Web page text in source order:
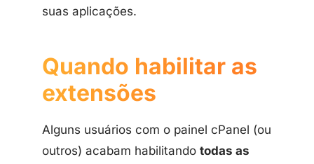
suas aplicações.
Quando habilitar as
extensões
Alguns usuários com o painel cPanel (ou
outros) acabam habilitando todas as